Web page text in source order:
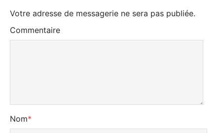
Votre adresse de messagerie ne sera pas publiée.
Commentaire
Nom*